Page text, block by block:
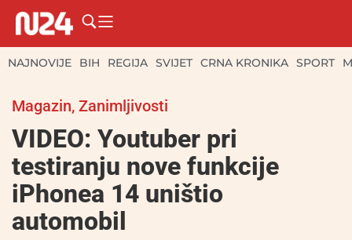
NAJNOVIJE BIH REGIJA SVIJET CRNA KRONIKA SPORT
Magazin, Zanimljivosti
VIDEO: Youtuber pri
testiranju nove funkcije
iPhonea 14 uništio
automobil